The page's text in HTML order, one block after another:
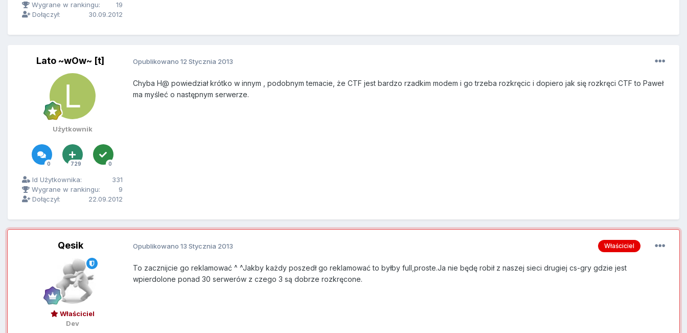
Wygrane w rankingu:
19
Dołączył:
30.09.2012
Lato ~wOw~ [t]
Użytkownik
0 729 0
Id Użytkownika:
331
Wygrane w rankingu:
9
Dołączył:
22.09.2012
Opublikowano 12 Stycznia 2013
Chyba H@ powiedział krótko w innym , podobnym temacie, że CTF jest bardzo rzadkim modem i go trzeba rozkręcic i dopiero jak się rozkręci CTF to Paweł
ma myśleć o następnym serwerze.
Qesik
Właściciel
Dev
Właściciel
Opublikowano 13 Stycznia 2013
To zacznijcie go reklamować ^ ^Jakby każdy poszedł go reklamować to byłby full,proste.Ja nie będę robił z naszej sieci drugiej cs-gry gdzie jest
wpierdolone ponad 30 serwerów z czego 3 są dobrze rozkręcone.